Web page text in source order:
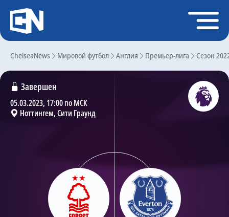
ChelseaNews Мировой футбол Англия Премьер-лига Сезон
Завершен
05.03.2023, 17:00 по МСК
Ноттингем, Сити Граунд
Регистрация
Главная
Чат
Трансферы
Статистика
Календарь игр
Состав команды